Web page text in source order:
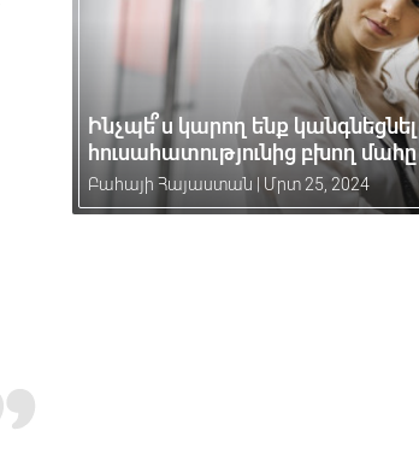
Ինչպե՞ս կարող ենք կանգնեցնել
հուսահատությունից բխող մահը
Բահայի Հայաստան Մրտ 25, 2024